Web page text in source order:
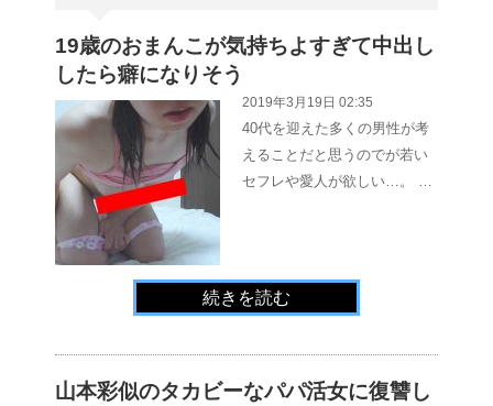
19歳のおまんこが気持ちよすぎて中出し
したら癖になりそう
2019年3月19日 02:35
40代を迎えた多くの男性が考
えることだと思うのでが若い
セフレや愛人が欲しい…。 …
続きを読む
山本彩似のタカビーなパパ活女に復讐し